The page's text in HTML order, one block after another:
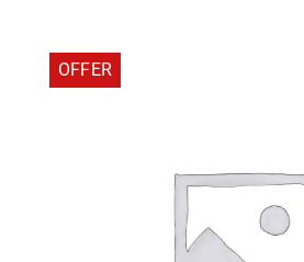
38,47 €.
OFFER